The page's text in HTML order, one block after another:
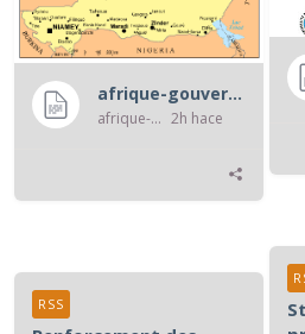
afrique-gouvernance-rss
afrique-gouvernance-rss 2h hace
RSS